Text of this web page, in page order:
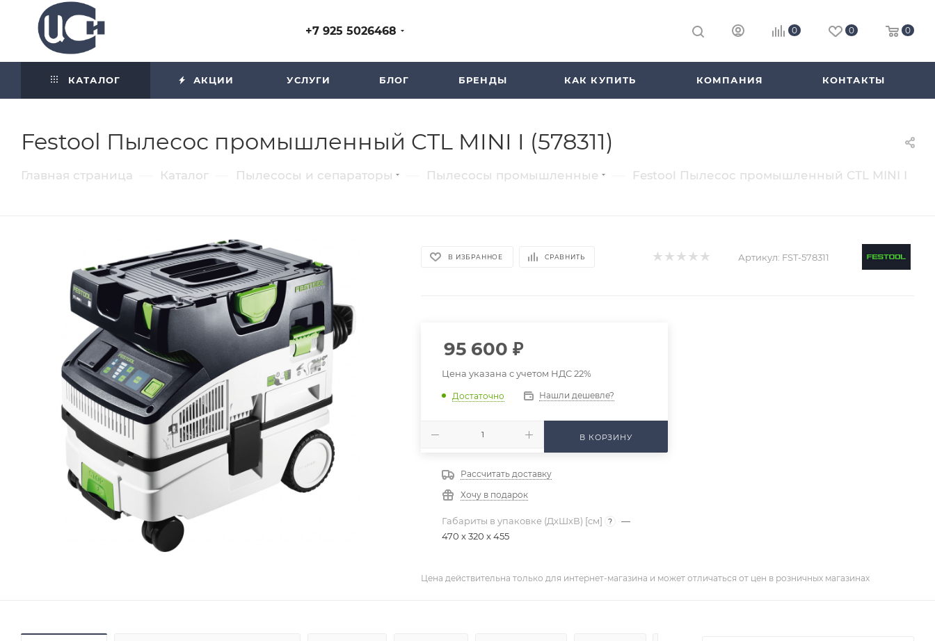
+7 925 5026468 0 0 0
КАТАЛОГ АКЦИИ УСЛУГИ БЛОГ БРЕНДЫ КАК КУПИТЬ КОМПАНИЯ КОНТАКТЫ
Festool Пылесос промышленный CTL MINI I (578311)
Главная страница Каталог Пылесосы и сепараторы Пылесосы промышленные Festool Пылесос промышленный CTL MINI I
В ИЗБРАННОЕ СРАВНИТЬ Артикул: FST-578311
95 600 ₽
Цена указана с учетом НДС 22%
Достаточно Нашли дешевле?
В КОРЗИНУ
Рассчитать доставку
Хочу в подарок
Габариты в упаковке (ДхШхВ) [cм] ?
—
470 x 320 x 455
Цена действительна только для интернет-магазина и может отличаться от цен в розничных магазинах